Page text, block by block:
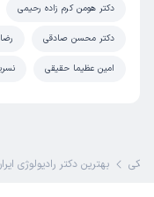
این پزشک را پیشنهاد
سلام،بسیار دکتر
دکتر هومن کرم زاده رحیمی
دکتر محسن صادقی
امین عظیما حقیقی
بهترین دکتر رادیولوژی